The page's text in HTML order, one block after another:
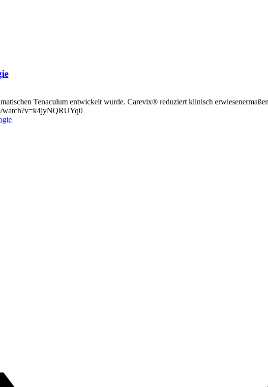
Tenaculum entwickelt wurde. Carevix® reduziert klinisch
watch?v=k4jyNQRUYq0